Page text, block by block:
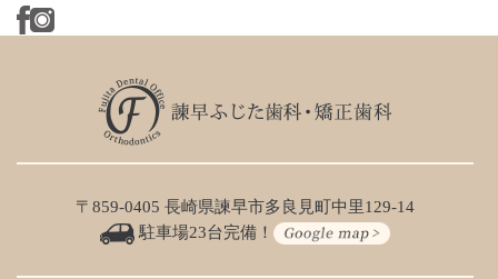
〒859-0405 長崎県諫早市多良見町中里129-14
駐車場23台完備！